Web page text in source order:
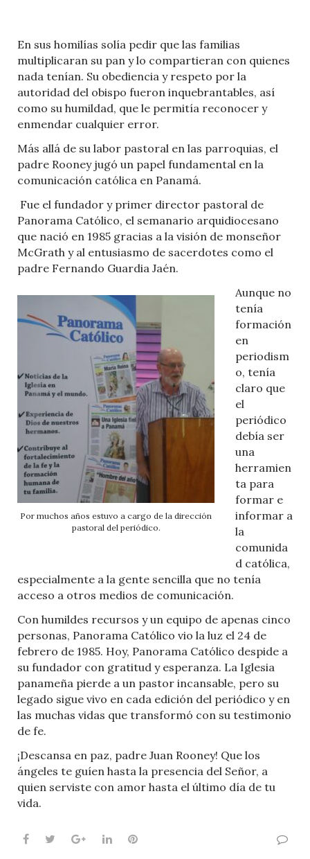
En sus homilías solía pedir que las familias
multiplicaran su pan y lo compartieran con quienes
nada tenían. Su obediencia y respeto por la
autoridad del obispo fueron inquebrantables, así
como su humildad, que le permitía reconocer y
enmendar cualquier error.
Más allá de su labor pastoral en las parroquias, el
padre Rooney jugó un papel fundamental en la
comunicación católica en Panamá.
Fue el fundador y primer director pastoral de
Panorama Católico, el semanario arquidiocesano
que nació en 1985 gracias a la visión de monseñor
McGrath y al entusiasmo de sacerdotes como el
padre Fernando Guardia Jaén.
Por muchos años estuvo a cargo de la dirección
pastoral del periódico.
Aunque no
tenía
formación
en
periodism
o, tenía
claro que
el
periódico
debía ser
una
herramien
ta para
formar e
informar a
la
comunida
d católica,
especialmente a la gente sencilla que no tenía
acceso a otros medios de comunicación.
Con humildes recursos y un equipo de apenas cinco
personas, Panorama Católico vio la luz el 24 de
febrero de 1985. Hoy, Panorama Católico despide a
su fundador con gratitud y esperanza. La Iglesia
panameña pierde a un pastor incansable, pero su
legado sigue vivo en cada edición del periódico y en
las muchas vidas que transformó con su testimonio
de fe.
¡Descansa en paz, padre Juan Rooney! Que los
ángeles te guíen hasta la presencia del Señor, a
quien serviste con amor hasta el último día de tu
vida.
Facebook
TwitterGoogle+LinkedInPinterest